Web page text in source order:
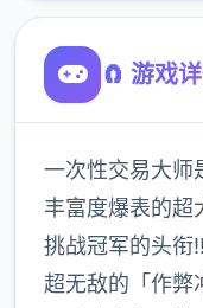
🧲 游戏
一次性交易大师
丰富度爆表的超
挑战冠军的头衔
超无敌的「作弊